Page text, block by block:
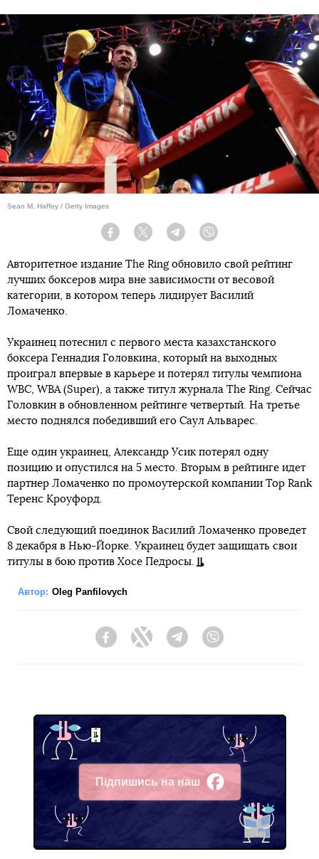
Sean M. Haffey / Getty Images
Facebook Twitter Telegram
Авторитетное издание The Ring обновило свой рейтинг
лучших боксеров мира вне зависимости от весовой
категории, в котором теперь лидирует Василий
Ломаченко.
Украинец потеснил с первого места казахстанского
боксера Геннадия Головкина, который на выходных
проиграл впервые в карьере и потерял титулы чемпиона
WBC, WBA (Super), а также титул журнала The Ring. Сейчас
Головкин в обновленном рейтинге четвертый. На третье
место поднялся победивший его Саул Альварес.
Еще один украинец, Александр Усик потерял одну
позицию и опустился на 5 место. Вторым в рейтинге идет
партнер Ломаченко по промоутерской компании Top Rank
Теренс Кроуфорд.
Свой следующий поединок Василий Ломаченко проведет
8 декабря в Нью-Йорке. Украинец будет защищать свои
титулы в бою против Хосе Педросы.
Автор: Oleg Panfilovych
FacebookTwitter Telegram
Підпишись на наш
Facebook